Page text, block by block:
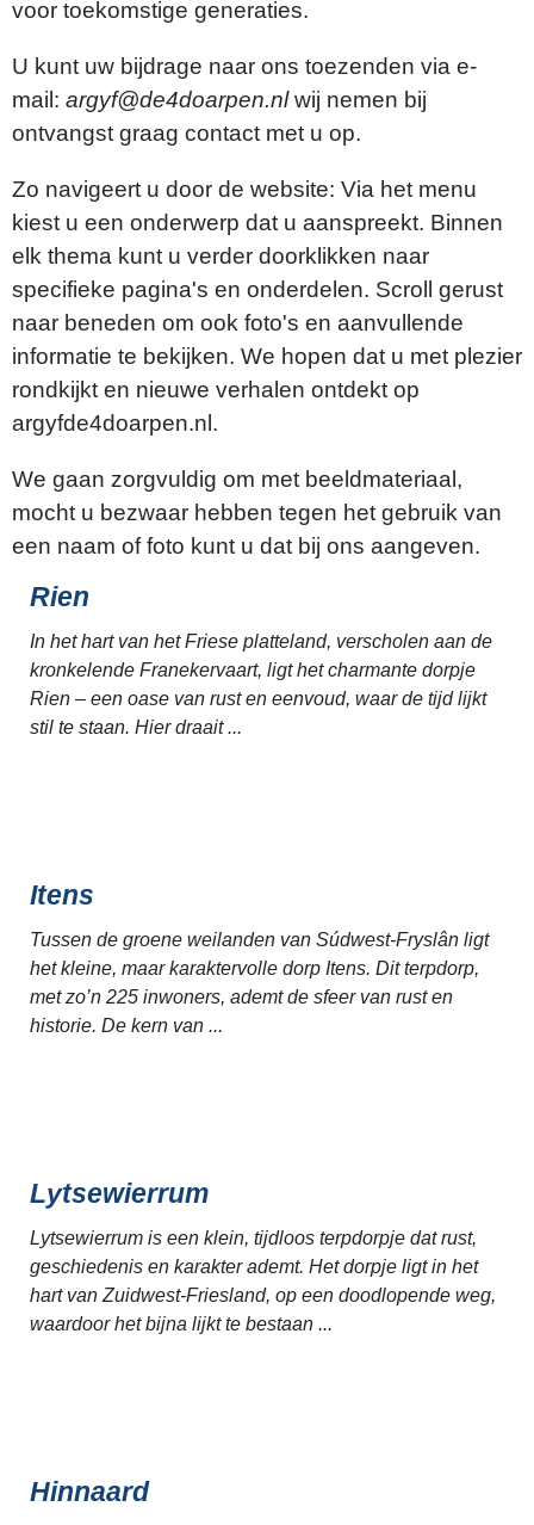
voor toekomstige generaties.
U kunt uw bijdrage naar ons toezenden via e-
mail: argyf@de4doarpen.nlwij nemen bij
ontvangst graag contact met u op.
Zo navigeert u door de website: Via het menu
kiest u een onderwerp dat u aanspreekt. Binnen
elk thema kunt u verder doorklikken naar
specifieke pagina's en onderdelen. Scroll gerust
naar beneden om ook foto's en aanvullende
informatie te bekijken. We hopen dat u met plezier
rondkijkt en nieuwe verhalen ontdekt op
argyfde4doarpen.nl.
We gaan zorgvuldig om met beeldmateriaal,
mocht u bezwaar hebben tegen het gebruik van
een naam of foto kunt u dat bij ons aangeven.
Rien
In het hart van het Friese platteland, verscholen aan de
kronkelende Franekervaart, ligt het charmante dorpje
Rien – een oase van rust en eenvoud, waar de tijd lijkt
stil te staan. Hier draait ...
Itens
Tussen de groene weilanden van Súdwest-Fryslân ligt
het kleine, maar karaktervolle dorp Itens. Dit terpdorp,
met zo’n 225 inwoners, ademt de sfeer van rust en
historie. De kern van ...
Lytsewierrum
Lytsewierrum is een klein, tijdloos terpdorpje dat rust,
geschiedenis en karakter ademt. Het dorpje ligt in het
hart van Zuidwest-Friesland, op een doodlopende weg,
waardoor het bijna lijkt te bestaan ...
Hinnaard